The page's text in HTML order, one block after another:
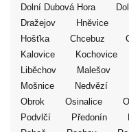
Dolní Dubová Hora
Dražejov
Hněvice
Hošťka
Chcebuz
Kalovice
Kochovice
Liběchov
Malešov
Mošnice
Nedvězí
Obrok
Osinalice
Podvlčí
Předonín